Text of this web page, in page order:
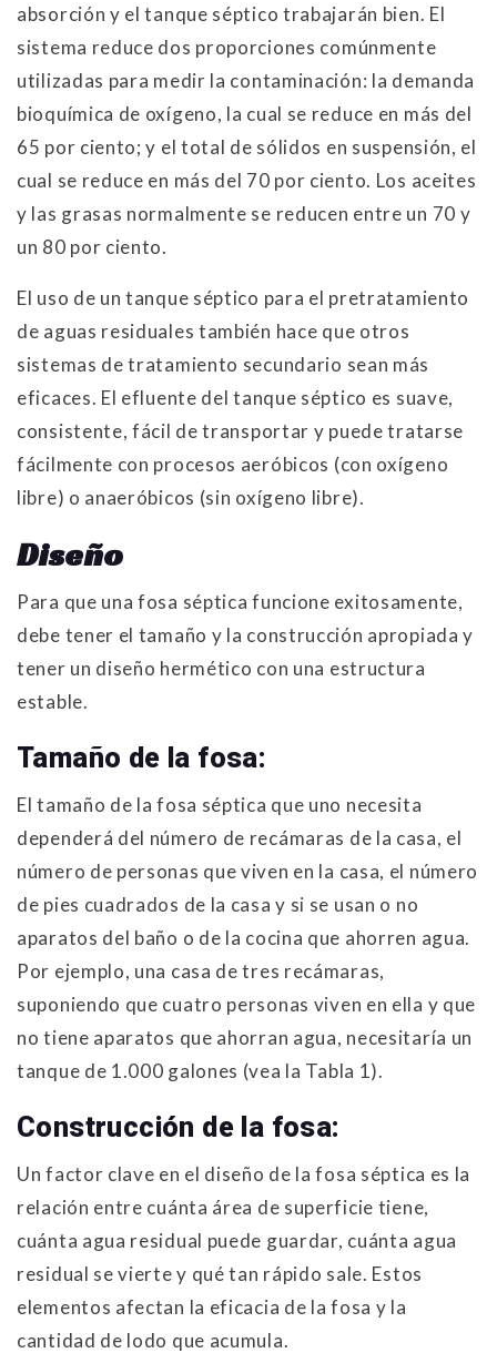
absorción y el tanque séptico trabajarán bien. El
sistema reduce dos proporciones comúnmente
utilizadas para medir la contaminación: la demanda
bioquímica de oxígeno, la cual se reduce en más del
65 por ciento; y el total de sólidos en suspensión, el
cual se reduce en más del 70 por ciento. Los aceites
y las grasas normalmente se reducen entre un 70 y
un 80 por ciento.
El uso de un tanque séptico para el pretratamiento
de aguas residuales también hace que otros
sistemas de tratamiento secundario sean más
eficaces. El efluente del tanque séptico es suave,
consistente, fácil de transportar y puede tratarse
fácilmente con procesos aeróbicos (con oxígeno
libre) o anaeróbicos (sin oxígeno libre).
Diseño
Para que una fosa séptica funcione exitosamente,
debe tener el tamaño y la construcción apropiada y
tener un diseño hermético con una estructura
estable.
Tamaño de la fosa:
El tamaño de la fosa séptica que uno necesita
dependerá del número de recámaras de la casa, el
número de personas que viven en la casa, el número
de pies cuadrados de la casa y si se usan o no
aparatos del baño o de la cocina que ahorren agua.
Por ejemplo, una casa de tres recámaras,
suponiendo que cuatro personas viven en ella y que
no tiene aparatos que ahorran agua, necesitaría un
tanque de 1.000 galones (vea la Tabla 1).
Construcción de la fosa:
Un factor clave en el diseño de la fosa séptica es la
relación entre cuánta área de superficie tiene,
cuánta agua residual puede guardar, cuánta agua
residual se vierte y qué tan rápido sale. Estos
elementos afectan la eficacia de la fosa y la
cantidad de lodo que acumula.